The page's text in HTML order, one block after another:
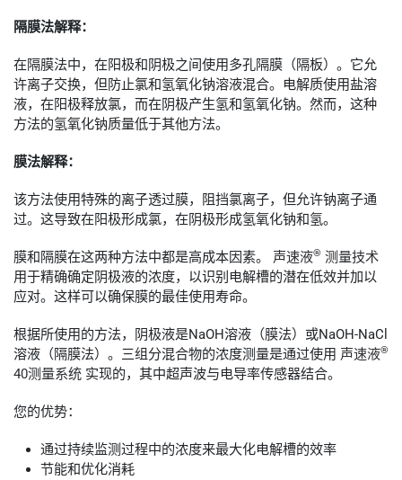
隔膜法解释：
在隔膜法中，在阳极和阴极之间使用多孔隔膜（隔板）。它允
许离子交换，但防止氯和氢氧化钠溶液混合。电解质使用盐溶
液，在阳极释放氯，而在阴极产生氢和氢氧化钠。然而，这种
方法的氢氧化钠质量低于其他方法。
膜法解释：
该方法使用特殊的离子透过膜，阻挡氯离子，但允许钠离子通
过。这导致在阳极形成氯，在阴极形成氢氧化钠和氢。
膜和隔膜在这两种方法中都是高成本因素。 声速液® 测量技术
用于精确确定阴极液的浓度，以识别电解槽的潜在低效并加以
应对。这样可以确保膜的最佳使用寿命。
根据所使用的方法，阴极液是NaOH溶液（膜法）或NaOH-NaCl
溶液（隔膜法）。三组分混合物的浓度测量是通过使用 声速液®
40测量系统 实现的，其中超声波与电导率传感器结合。
您的优势：
通过持续监测过程中的浓度来最大化电解槽的效率
节能和优化消耗